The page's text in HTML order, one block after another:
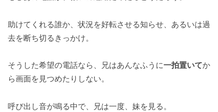
助けてくれる誰か、状況を好転させる知らせ、あるいは過
去を断ち切るきっかけ。
そうした希望の電話なら、兄はあんなふうに一拍置いてか
ら画面を見つめたりしない。
呼び出し音が鳴る中で、兄は一度、妹を見る。